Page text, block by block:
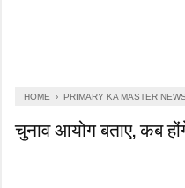
HOME › PRIMARY KA MASTER NEWS
चुनाव आयोग बताए, कब